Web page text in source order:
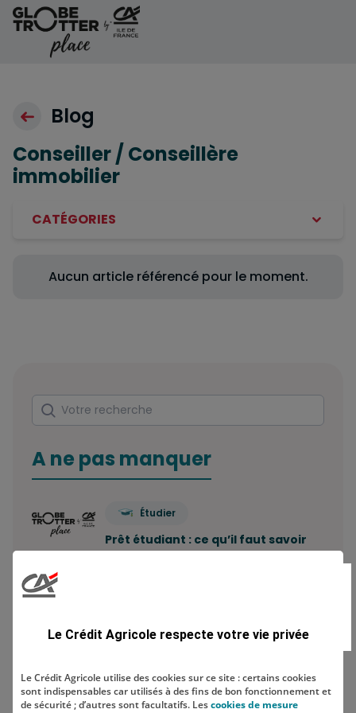
Aller au contenu
Blog
Conseiller / Conseillère
immobilier
CATÉGORIES
Aucun article référencé pour le moment.
Rechercher
Votre recherche
A ne pas manquer
Étudier
Prêt étudiant : ce qu’il faut savoir
Comment construire sa stratégie
Le Crédit Agricole respecte votre vie privée
Le Crédit Agricole utilise des cookies sur ce site : certains cookies
sont indispensables car utilisés à des fins de bon fonctionnement et
de sécurité ; d’autres sont facultatifs. Lescookies de mesure